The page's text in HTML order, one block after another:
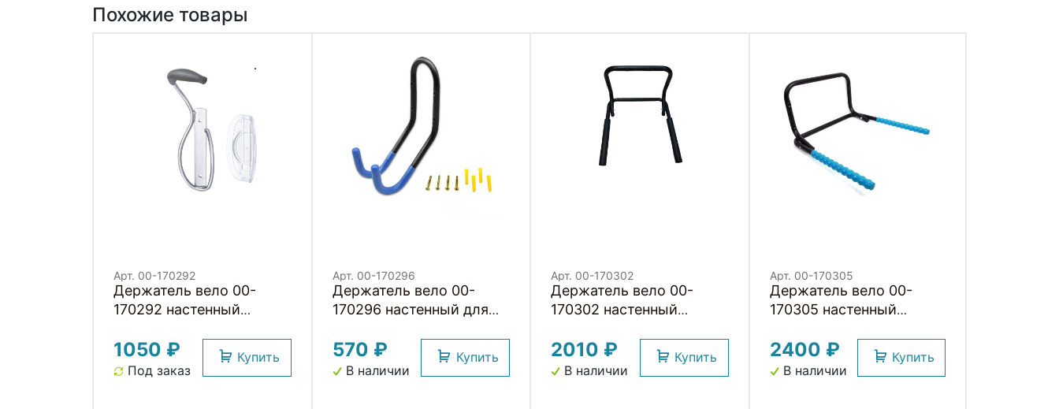
Похожие товары
Арт. 00-170292
Держатель вело 00-
170292 настенный
"ВЕРТИКАЛЬНЫЙ"
антицарап. покрытие,
1050 ₽
Под заказ
Купить
Арт. 00-170296
Держатель вело 00-
170296 настенный для
руль или раму
антицарап. покрытие
570 ₽
В наличии
Купить
Арт. 00-170302
Держатель вело 00-
170302 настенный
20кг сталь, широкий,
складной, с антицарап.
2010 ₽
В наличии
Купить
Арт. 00-170305
Держатель вело 00-
170305 настенный
20кг сталь, широкий,
складной, с антицарап.
2400 ₽
В наличии
Купить